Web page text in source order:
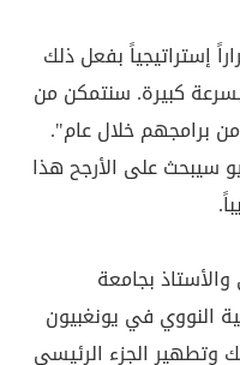
إستراتيجياً بفعل ذلك
بسرعة كبيرة. سنتمكن من
من برامجهم خلال عام".
سيبحث على الأرجح هذا
بجامعة
النووي في يونغبيون
وتطهير الجزء الرئيسي